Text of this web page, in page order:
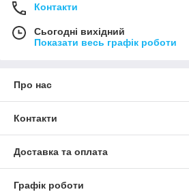
Контакти
Сьогодні вихідний
Показати весь графік роботи
Про нас
Контакти
Доставка та оплата
Графік роботи